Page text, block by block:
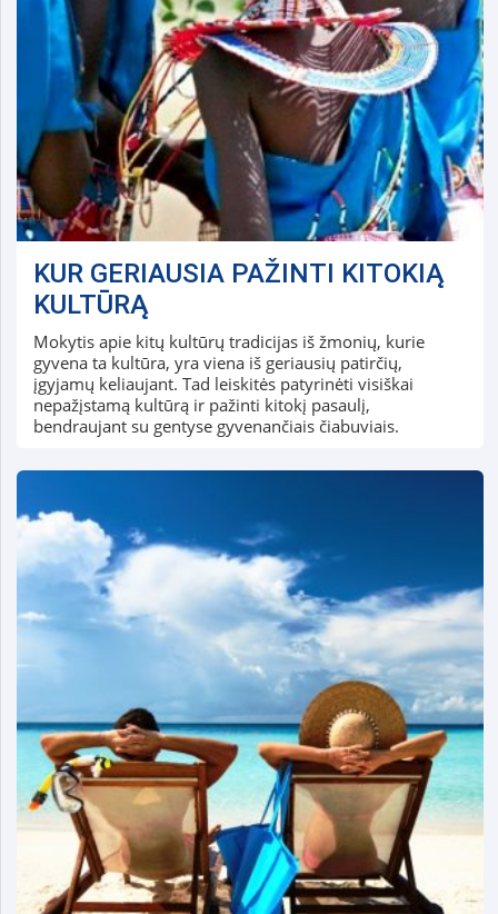
KUR GERIAUSIA PAŽINTI KITOKIĄ
KULTŪRĄ
Mokytis apie kitų kultūrų tradicijas iš žmonių, kurie
gyvena ta kultūra, yra viena iš geriausių patirčių,
įgyjamų keliaujant. Tad leiskitės patyrinėti visiškai
nepažįstamą kultūrą ir pažinti kitokį pasaulį,
bendraujant su gentyse gyvenančiais čiabuviais.